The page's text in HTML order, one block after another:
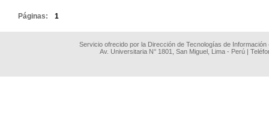
Páginas: 1
Servicio ofrecido por la Dirección de Tecnologías de
Av. Universitaria N° 1801, San Miguel, Lima - Perú |